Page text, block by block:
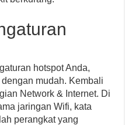
hotspot Anda,
mudah. Kembali
Network & Internet. Di
jaringan Wifi, kata
perangkat yang